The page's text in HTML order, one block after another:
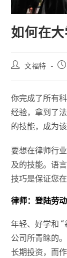
如何在
帖
者
文福特
已
你完成了所有
经验，拿到了
的技能，成为
要想在律师行
及的技能。语
技巧是保证您
律师：登陆劳
年轻、好学和
公司所青睐的
长期投资，而